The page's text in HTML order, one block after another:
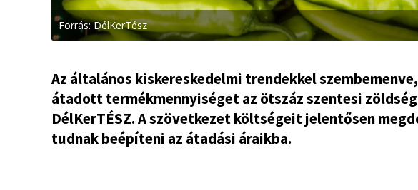
Forrás: DélKerTész
Az általános kiskereskedelmi trendekkel
átadott termékmennyiséget az ötszáz szentesi
DélKerTÉSZ. A szövetkezet költségeit jelentősen
tudnak beépíteni az átadási áraikba.